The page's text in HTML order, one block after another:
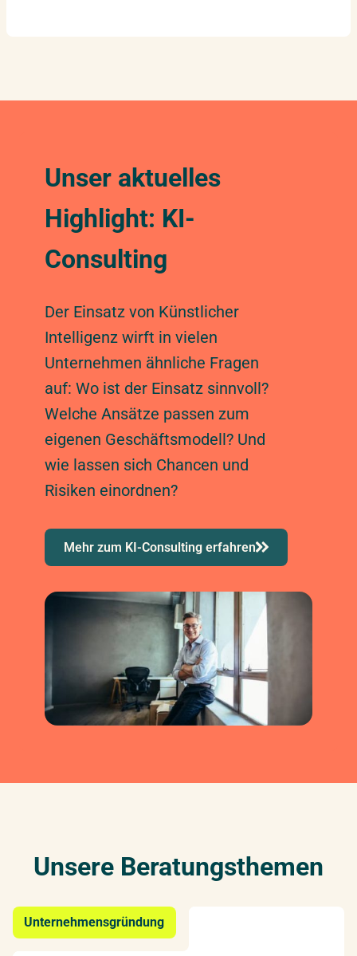
Unser aktuelles
Highlight: KI-
Consulting
Der Einsatz von Künstlicher
Intelligenz wirft in vielen
Unternehmen ähnliche Fragen
auf: Wo ist der Einsatz sinnvoll?
Welche Ansätze passen zum
eigenen Geschäftsmodell? Und
wie lassen sich Chancen und
Risiken einordnen?
Mehr zum KI-Consulting erfahren
Unsere Beratungsthemen
Unternehmensgründung